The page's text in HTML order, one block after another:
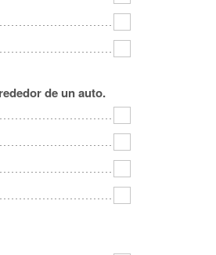
de un auto.